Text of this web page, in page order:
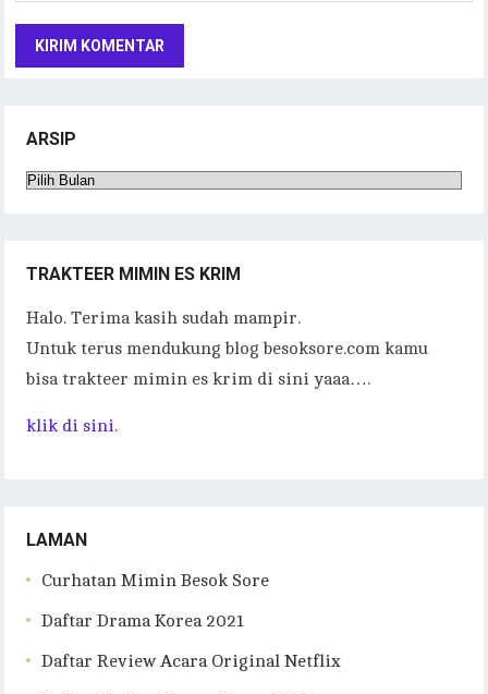
ARSIP
Arsip
TRAKTEER MIMIN ES KRIM
Halo. Terima kasih sudah mampir.
Untuk terus mendukung blog besoksore.com kamu
bisa trakteer mimin es krim di sini yaaa….
klik di sini.
LAMAN
Curhatan Mimin Besok Sore
Daftar Drama Korea 2021
Daftar Review Acara Original Netflix